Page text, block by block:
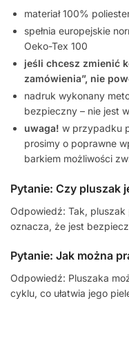
materiał 100%
spełnia europejskie
Oeko-Tex 100
jeśli chcesz zmienić
zamówienia”, nie
nadruk wykonany
bezpieczny – nie jest
uwaga! w przypadku
prosimy o poprawne
barkiem możliwości
Pytanie: Czy pluszak
Odpowiedź: Tak,
oznacza, że jest
Pytanie: Jak można
Odpowiedź: Pluszaka
cyklu, co ułatwia jego